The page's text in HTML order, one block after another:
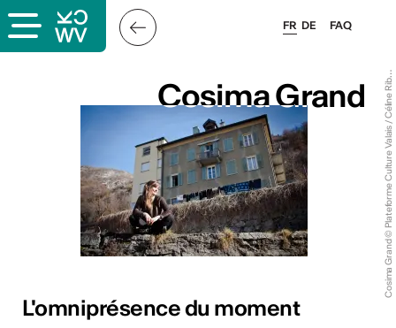
FAQ
FR DE
Cosima Grand
C
o
si
m
a
G
r
a
n
d
©
Pl
a
t
e
f
o
r
m
e
C
ul
t
u
r
e
V
al
ai
s
/
C
éli
n
e
Ri
b
o
r
d
y
Cosima Grand
L'omniprésence du moment